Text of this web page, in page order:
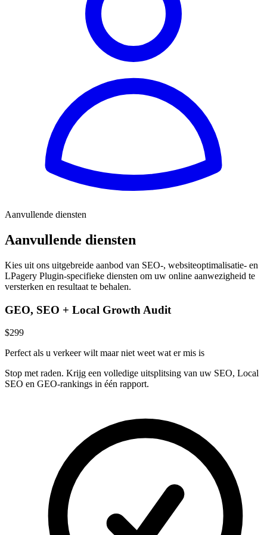
Aanvullende diensten
Aanvullende diensten
Kies uit ons uitgebreide aanbod van SEO-, websiteoptimalisatie- en
LPagery Plugin-specifieke diensten om uw online aanwezigheid te
versterken en resultaat te behalen.
GEO, SEO + Local Growth Audit
$299
Perfect als u verkeer wilt maar niet weet wat er mis is
Stop met raden. Krijg een volledige uitsplitsing van uw SEO, Local
SEO en GEO-rankings in één rapport.